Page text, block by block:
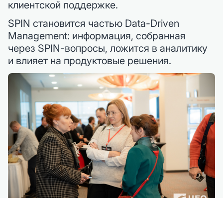
клиентской поддержке.
SPIN становится частью Data-Driven
Management: информация, собранная
через SPIN-вопросы, ложится в аналитику
и влияет на продуктовые решения.